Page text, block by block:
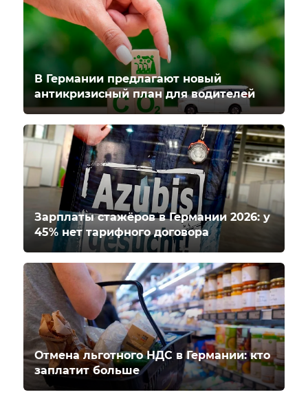
В Германии предлагают новый
антикризисный план для водителей
Зарплаты стажёров в Германии 2026: у
45% нет тарифного договора
Отмена льготного НДС в Германии: кто
заплатит больше